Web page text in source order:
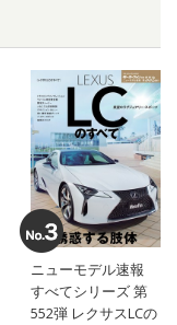
ニューモデル速報
すべてシリーズ 第
552弾 レクサスLCの